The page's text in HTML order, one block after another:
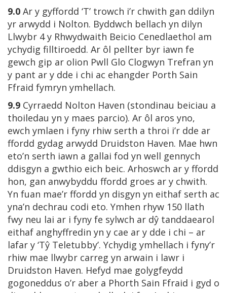
9.0 Ar y gyffordd ‘T’ trowch i’r chwith gan ddilyn
yr arwydd i Nolton. Byddwch bellach yn dilyn
Llwybr 4 y Rhwydwaith Beicio Cenedlaethol am
ychydig filltiroedd. Ar ôl pellter byr iawn fe
gewch gip ar olion Pwll Glo Clogwyn Trefran yn
y pant ar y dde i chi ac ehangder Porth Sain
Ffraid fymryn ymhellach.
9.9 Cyrraedd Nolton Haven (stondinau beiciau a
thoiledau yn y maes parcio). Ar ôl aros yno,
ewch ymlaen i fyny rhiw serth a throi i’r dde ar
ffordd gydag arwydd Druidston Haven. Mae hwn
eto’n serth iawn a gallai fod yn well gennych
ddisgyn a gwthio eich beic. Arhoswch ar y ffordd
hon, gan anwybyddu ffordd groes ar y chwith.
Yn fuan mae’r ffordd yn disgyn yn eithaf serth ac
yna’n dechrau codi eto. Ymhen rhyw 150 llath
fwy neu lai ar i fyny fe sylwch ar dŷ tanddaearol
eithaf anghyffredin yn y cae ar y dde i chi – ar
lafar y ‘Tŷ Teletubby’. Ychydig ymhellach i fyny’r
rhiw mae llwybr carreg yn arwain i lawr i
Druidston Haven. Hefyd mae golygfeydd
gogoneddus o’r aber a Phorth Sain Ffraid i gyd o